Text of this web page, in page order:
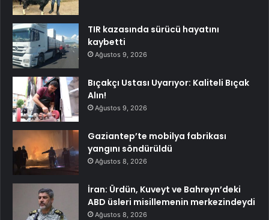
TIR kazasında sürücü hayatını
kaybetti
Ağustos 9, 2026
Bıçakçı Ustası Uyarıyor: Kaliteli Bıçak
Alın!
Ağustos 9, 2026
Gaziantep’te mobilya fabrikası
yangını söndürüldü
Ağustos 8, 2026
İran: Ürdün, Kuveyt ve Bahreyn’deki
ABD üsleri misillemenin merkezindeydi
Ağustos 8, 2026